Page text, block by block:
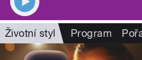
Životní styl Program